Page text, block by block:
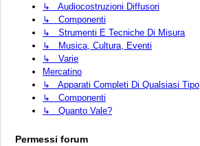
↳ Audiocostruzioni Diffusori
↳ Componenti
↳ Strumenti E Tecniche Di Misura
↳ Musica, Cultura, Eventi
↳ Varie
Mercatino
↳ Apparati Completi Di Qualsiasi Tipo
↳ Componenti
↳ Quanto Vale?
Permessi forum